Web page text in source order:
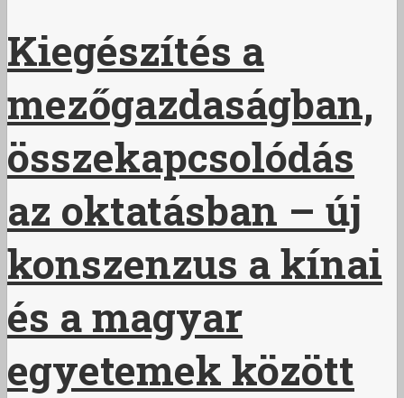
Kiegészítés a
mezőgazdaságban,
összekapcsolódás
az oktatásban – új
konszenzus a kínai
és a magyar
egyetemek között